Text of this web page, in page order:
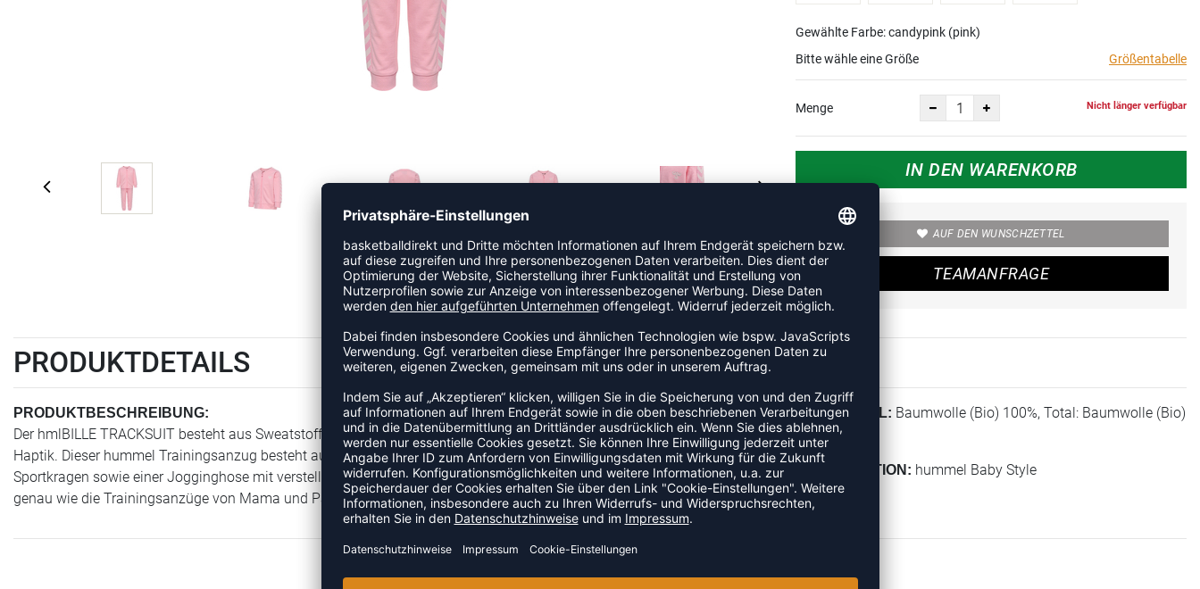
Gewählte Farbe: candypink (pink)
Bitte wähle eine Größe
Größentabelle
Menge Nicht länger verfügbar
IN DEN WARENKORB
AUF DEN WUNSCHZETTEL
TEAMANFRAGE
PRODUKTDETAILS
PRODUKTBESCHREIBUNG:
Der hmlBILLE TRACKSUIT besteht aus Sweatstoff aus 100 % Bio-Baumwolle und bietet deinem Kind eine superweiche
Haptik. Dieser hummel Trainingsanzug besteht aus einer Jacke mit durchgehendem Reißverschluss und kurzem
Sportkragen sowie einer Jogginghose mit verstellbarer Taille. Die Hose hat eine dekorative Zugschnur vorne, sodass sie
genau wie die Trainingsanzüge von Mama und Papa aussieht!
MATERIAL: Baumwolle (Bio) 100%, Total: Baumwolle (Bio)
100%
KOLLEKTION: hummel Baby Style
ZULETZT ANGESEHEN